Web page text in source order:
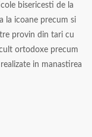
bisericesti de la
la icoane precum si
provin din tari cu
ortodoxe precum
in manastirea